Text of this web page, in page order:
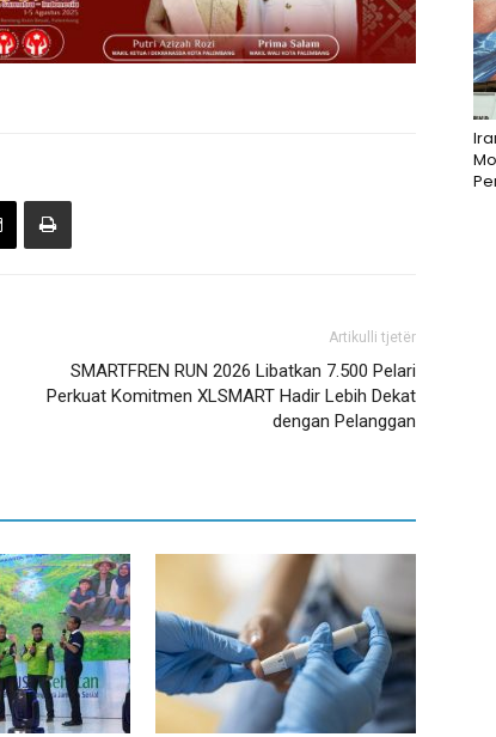
Artikulli tjetër
SMARTFREN RUN 2026 Libatkan 7.500 Pelari
Perkuat Komitmen XLSMART Hadir Lebih Dekat
dengan Pelanggan